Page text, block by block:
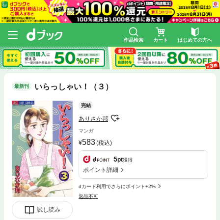
作品検索 カート はじめての方へ
最新刊 いらっしゃい！（３）
試し読み
完結
ありさか邦
マンガ
583(税込)
5pt獲得
ポイント詳細
dカード利用でさらにポイント+2%
返品不可